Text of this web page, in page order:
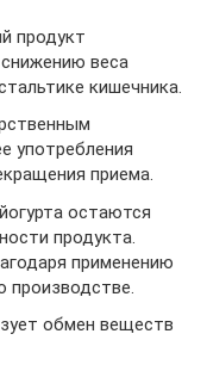
продукт
веса
кишечника.
употребления
приема.
остаются
продукта.
применению
производстве.
обмен веществ